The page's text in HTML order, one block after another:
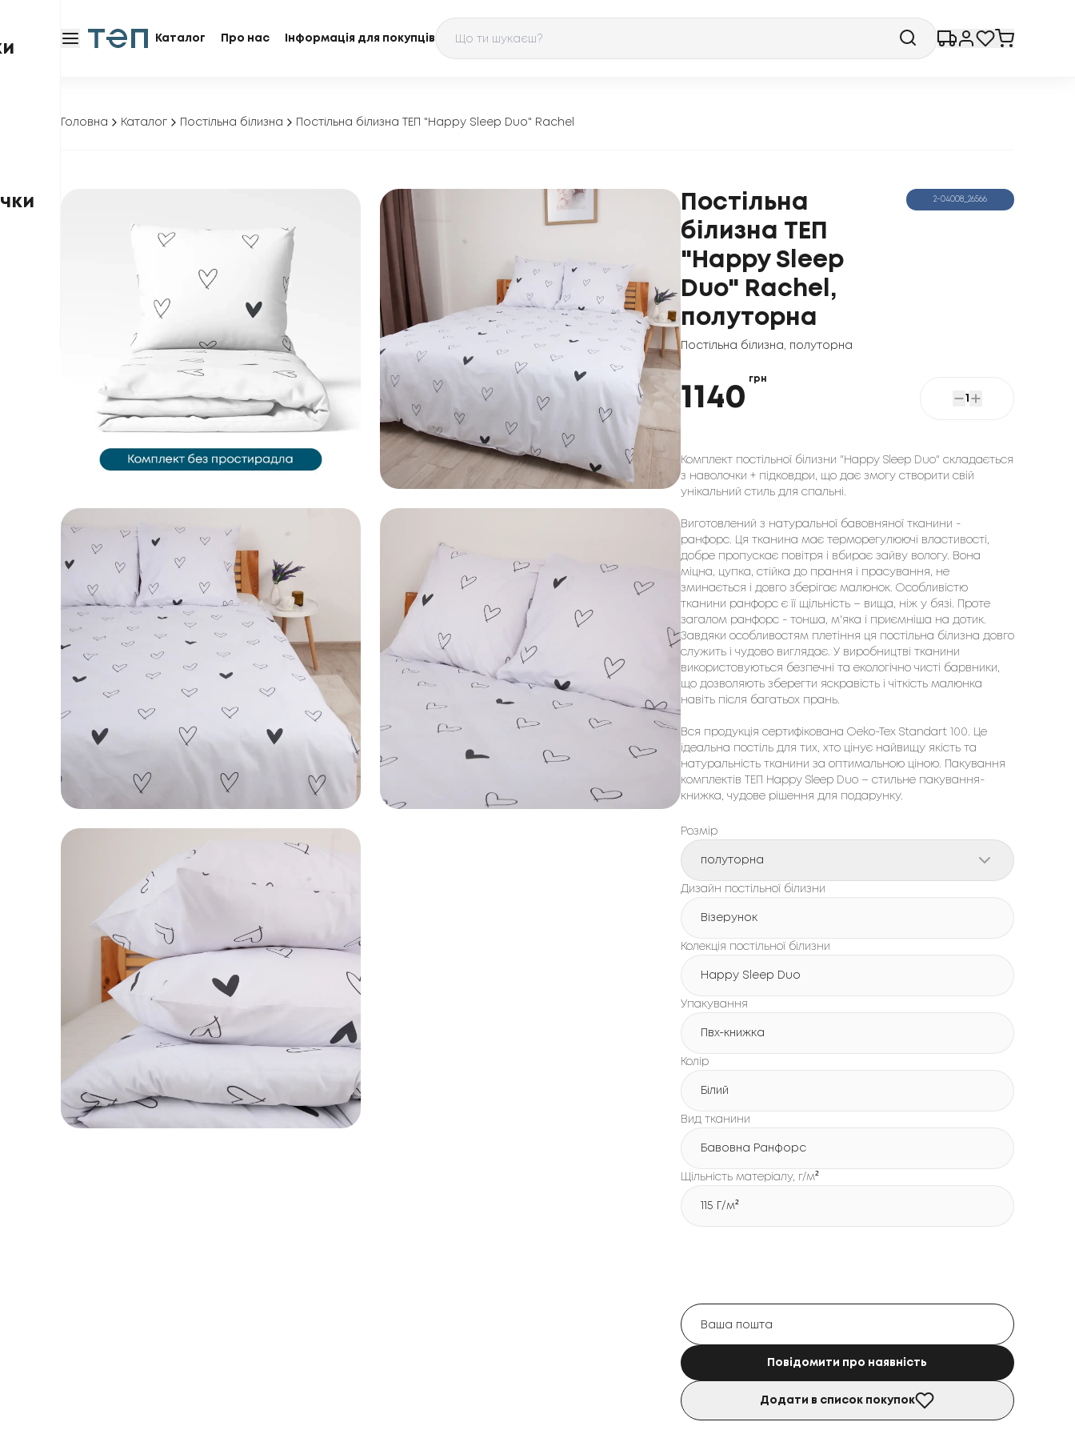
Каталог Про нас Інформація для покупців
Головна Каталог Постільна білизна Постільна білизна ТЕП "Happy Sleep Duo" Rachel
Постільна
білизна ТЕП
"Happy Sleep
Duo" Rachel,
полуторна
Постільна білизна полуторна
2-04008_26566
1140
грн
1
Комплект постільної білизни "Happy Sleep Duo" складається
з наволочки + підковдри, що дає змогу створити свій
унікальний стиль для спальні.
Виготовлений з натуральної бавовняної тканини -
ранфорс. Ця тканина має терморегулюючі властивості,
добре пропускає повітря і вбирає зайву вологу. Вона
міцна, цупка, стійка до прання і прасування, не
зминається і довго зберігає малюнок. Особливістю
тканини ранфорс є її щільність – вища, ніж у бязі. Проте
загалом ранфорс - тонша, м'яка і приємніша на дотик.
Завдяки особливостям плетіння ця постільна білизна довго
служить і чудово виглядає. У виробництві тканини
використовуються безпечні та екологічно чисті барвники,
що дозволяють зберегти яскравість і чіткість малюнка
навіть після багатьох прань.
Вся продукція сертифікована Oeko-Tex Standart 100. Це
ідеальна постіль для тих, хто цінує найвищу якість та
натуральність тканини за оптимальною ціною. Пакування
комплектів ТЕП Happy Sleep
Duo – стильне пакування-
книжка, чудове рішення для подарунку.
Розмір
полуторна
Дизайн постільної білизни
Візерунок
Колекція постільної білизни
Happy Sleep Duo
Упакування
Пвх-книжка
Колір
Білий
Вид тканини
Бавовна Ранфорс
Щільність матеріалу, г/м²
115 Г/м²
Повідомити про наявність
Додати в список покупок